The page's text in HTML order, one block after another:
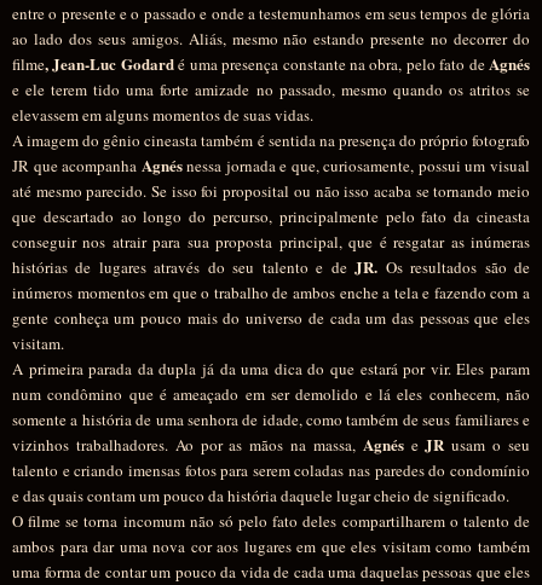
entre o presente e o passado e onde a testemunhamos em seus tempos de glória
ao lado dos seus amigos. Aliás, mesmo não estando presente no decorrer do
filme, Jean-Luc Godardé uma presença constante na obra, pelo fato deAgnés
e ele terem tido uma forte amizade no passado, mesmo quando os atritos se
elevassem em alguns momentos de suas vidas.
A imagem do gênio cineasta também é sentida na presença do próprio fotografo
JR que acompanha Agnésnessa jornada e que, curiosamente, possui um visual
até mesmo parecido. Se isso foi proposital ou não isso acaba se tornando meio
que descartado ao longo do percurso, principalmente pelo fato da cineasta
conseguir nos atrair para sua proposta principal, que é resgatar as inúmeras
histórias de lugares através do seu talento e deJR. Os resultados são de
inúmeros momentos em que o trabalho de ambos enche a tela e fazendo com a
gente conheça um pouco mais do universo de cada um das pessoas que eles
visitam.
A primeira parada da dupla já da uma dica do que estará por vir. Eles param
num condômino que é ameaçado em ser demolido e lá eles conhecem, não
somente a história de uma senhora de idade, como também de seus familiares e
vizinhos trabalhadores. Ao por as mãos na massa,Agnés eJRusam o seu
talento e criando imensas fotos para serem coladas nas paredes do condomínio
e das quais contam um pouco da história daquele lugar cheio de significado.
O filme se torna incomum não só pelo fato deles compartilharem o talento de
ambos para dar uma nova cor aos lugares em que eles visitam como também
uma forma de contar um pouco da vida de cada uma daquelas pessoas que eles